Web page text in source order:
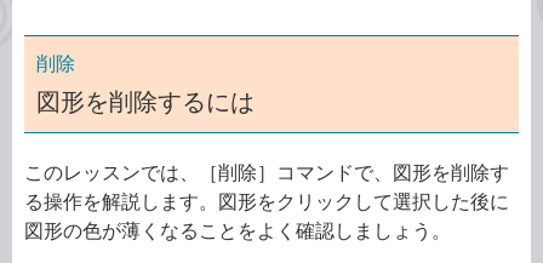
削除
図形を削除するには
このレッスンでは、［削除］コマンドで、図形を削除す
る操作を解説します。図形をクリックして選択した後に
図形の色が薄くなることをよく確認しましょう。